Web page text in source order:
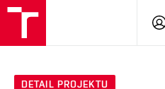
DETAIL PROJEKTU